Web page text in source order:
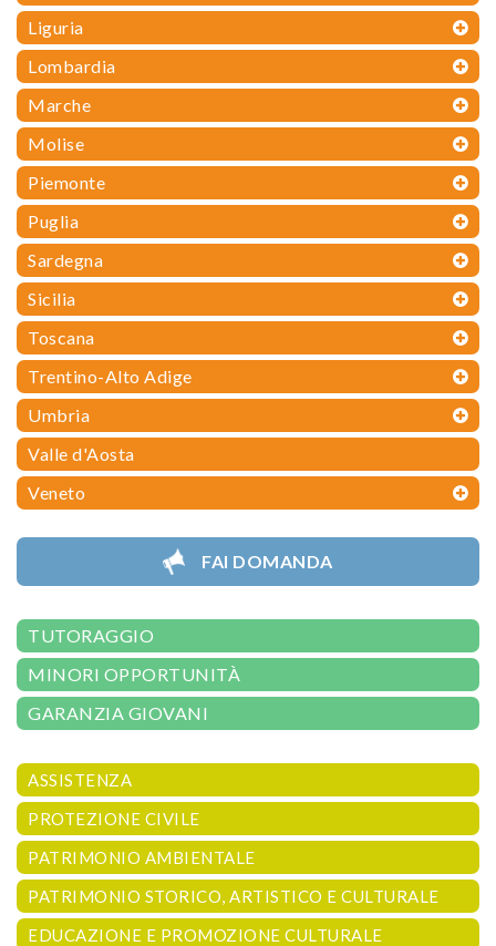
Liguria
Lombardia
Marche
Molise
Piemonte
Puglia
Sardegna
Sicilia
Toscana
Trentino-Alto Adige
Umbria
Valle d'Aosta
Veneto
FAI DOMANDA
TUTORAGGIO
MINORI OPPORTUNITÀ
GARANZIA GIOVANI
ASSISTENZA
PROTEZIONE CIVILE
PATRIMONIO AMBIENTALE
PATRIMONIO STORICO, ARTISTICO E CULTURALE
EDUCAZIONE E PROMOZIONE CULTURALE